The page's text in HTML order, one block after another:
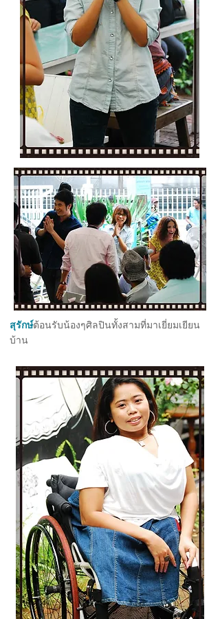
สุรักษ์ต้อนรับน้องๆศิลปินทั้งสามที่มาเยี่ยมเยียน
บ้าน